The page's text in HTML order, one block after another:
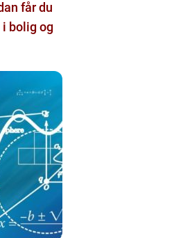
bolig og